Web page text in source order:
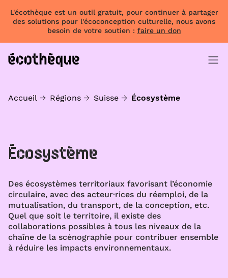
L'écothèque est un outil gratuit, pour continuer à partager
des solutions pour l'écoconception culturelle, nous avons
besoin de votre soutien : faire un don
Accueil Régions Suisse Écosystème
Écosystème
Des écosystèmes territoriaux favorisant l’économie
circulaire, avec des acteur·rices du réemploi, de la
mutualisation, du transport, de la conception, etc.
Quel que soit le territoire, il existe des
collaborations possibles à tous les niveaux de la
chaîne de la scénographie pour contribuer ensemble
à réduire les impacts environnementaux.